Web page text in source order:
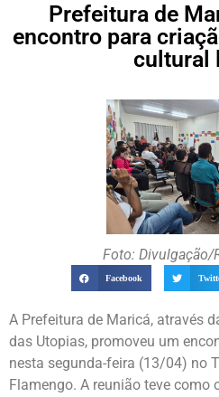
Prefeitura de
encontro para
cultural
Foto: Divulgação/
Facebook
A Prefeitura de Maricá, através
das Utopias, promoveu um
nesta segunda-feira (13/04) no
Flamengo. A reunião teve